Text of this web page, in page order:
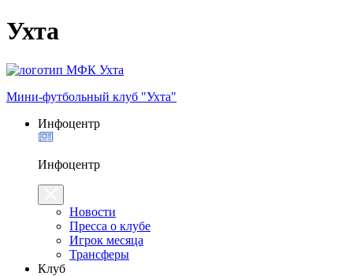
Ухта
Мини-футбольный клуб "Ухта"
Инфоцентр
Инфоцентр
Новости
Пресса о клубе
Игрок месяца
Трансферы
Клуб